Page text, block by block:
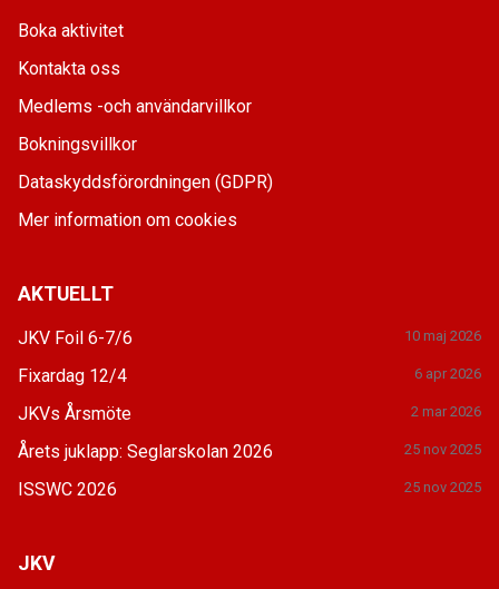
Boka aktivitet
Kontakta oss
Medlems -och användarvillkor
Bokningsvillkor
Dataskyddsförordningen (GDPR)
Mer information om cookies
AKTUELLT
JKV Foil 6-7/6 10 maj 2026
Fixardag 12/4 6 apr 2026
JKVs Årsmöte 2 mar 2026
Årets juklapp: Seglarskolan 2026 25 nov 2025
ISSWC 2026 25 nov 2025
JKV